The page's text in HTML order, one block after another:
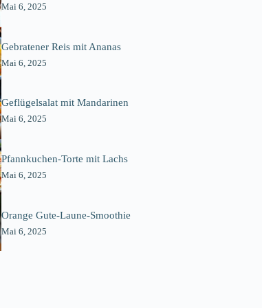
Mai 6, 2025
Gebratener Reis mit Ananas
Mai 6, 2025
Geflügelsalat mit Mandarinen
Mai 6, 2025
Pfannkuchen-Torte mit Lachs
Mai 6, 2025
Orange Gute-Laune-Smoothie
Mai 6, 2025